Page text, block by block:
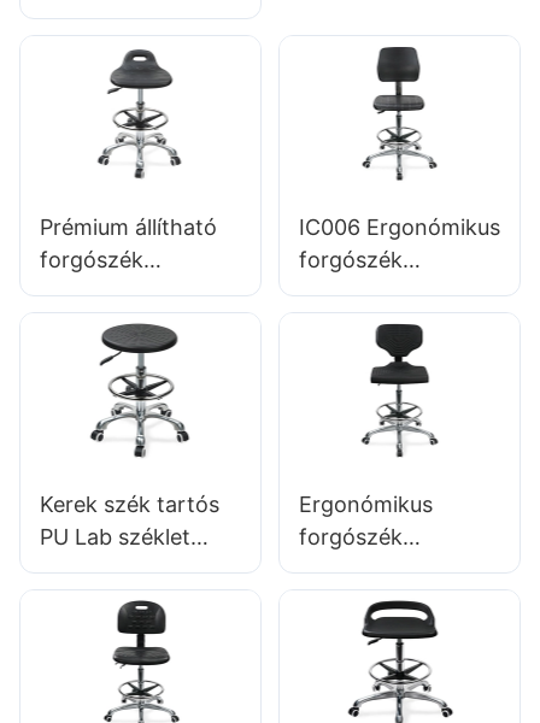
öntött PU habból
készült irodai szék
IC091 HEWEI ÜLÉS
Prémium állítható
forgószék
fogantyúval,
interga-hab ülés &
PU Lab széklet
kialakítás
magassága-
állítható lábgyűrű &
csillagos bázis a
végső kényelem
érdekében
IC006 Ergonómikus
forgószék
háttámlával az
intergal hab üléssel
& ESD Science Lab
székletmagasság-
állítható lábgyűrű &
Alumínium 5-
laboratóriumok
számára &
Tisztítószobák
Kerek szék tartós
PU Lab széklet
IC013 integrált hab
ülésmagassággal
állítható lábgyűrű &
Nylon 5-csillagos
bázis a tiszta
Ergonómikus
forgószék
háttámlával ESD
Science Lab széklet
IC016 Magasság-
állítható lábgyűrű &
Alumínium 5-